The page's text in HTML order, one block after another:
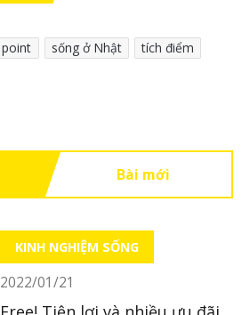
point sống ở Nhật
tích điểm
Bài mới
KINH NGHIỆM SỐNG
2022/01/21